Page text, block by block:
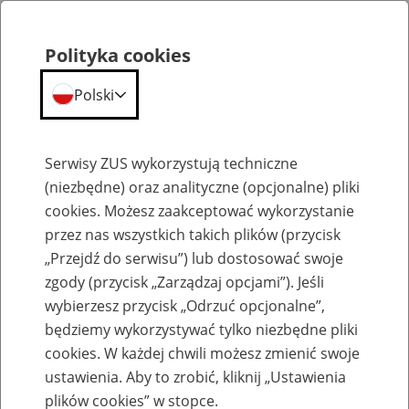
Emerytury
Baza zlikwidowanych lub
przekształconych zakładów pracy
Polityka cookies
Polski
Serwisy ZUS wykorzystują techniczne
(niezbędne) oraz analityczne (opcjonalne) pliki
cookies. Możesz zaakceptować wykorzystanie
przez nas wszystkich takich plików (przycisk
„Przejdź do serwisu”) lub dostosować swoje
zgody (przycisk „Zarządzaj opcjami”). Jeśli
wybierzesz przycisk „Odrzuć opcjonalne”,
będziemy wykorzystywać tylko niezbędne pliki
cookies. W każdej chwili możesz zmienić swoje
ustawienia. Aby to zrobić, kliknij „Ustawienia
plików cookies” w stopce.